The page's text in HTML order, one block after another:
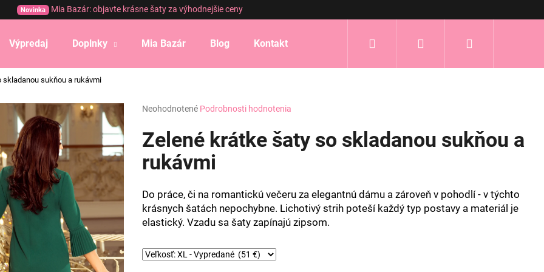
Novinka Mia Bazár: objavte krásne šaty za výhodnejšie ceny
Výpredaj Doplnky Mia Bazár Blog Kontakt Prihlásenie
sukňou a rukávmi
Priemerné
produktu
je
hviezdičiek.
Neohodnotené Podrobnosti hodnotenia
Zelené krátke šaty so skladanou sukňou a
rukávmi
Do práce, či na romantickú večeru za elegantnú dámu a zároveň v pohodlí - v týchto
krásnych šatách nepochybne. Lichotivý strih poteší každý typ postavy a materiál je
elastický. Vzadu sa šaty zapínajú zipsom.
Čo potrebujete nájsť?
HĽADAŤ
Odporúčame